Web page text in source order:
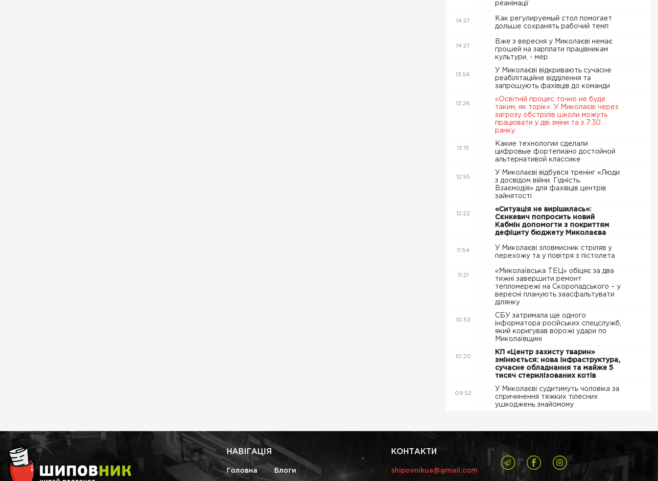
реанімації
14:27
Как регулируемый стол помогает
дольше сохранять рабочий темп
14:27
Вже з вересня у Миколаєві немає
грошей на зарплати працівникам
культури, - мер
13:56
У Миколаєві відкривають сучасне
реабілітаційне відділення та
запрошують фахівців до команди
13:26
«Освітній процес точно не буде
таким, як торік»: У Миколаєві через
загрозу обстрілів школи можуть
працювати у дві зміни та з 7:30
ранку
13:15
Какие технологии сделали
цифровые фортепиано достойной
альтернативой классике
12:55
У Миколаєві відбувся тренінг «Люди
з досвідом війни. Гідність.
Взаємодія» для фахівців центрів
зайнятості
12:22
«Ситуація не вирішилась»:
Сєнкевич попросить новий
Кабмін допомогти з покриттям
дефіциту бюджету Миколаєва
11:54
У Миколаєві зловмисник стріляв у
перехожу та у повітря з пістолета
11:21
«Миколаївська ТЕЦ» обіцяє за два
тижні завершити ремонт
тепломережі на Скоропадського – у
вересні планують заасфальтувати
ділянку
10:53
СБУ затримала ще одного
інформатора російських спецслужб,
який коригував ворожі удари по
Миколаївщині
10:20
КП «Центр захисту тварин»
змінюється: нова інфраструктура,
сучасне обладнання та майже 5
тисяч стерилізованих котів
09:52
У Миколаєві судитимуть чоловіка за
спричинення тяжких тілесних
ушкоджень знайомому
НАВІГАЦІЯ
Головна Блоги
КОНТАКТИ
shipovnikua@gmail.com